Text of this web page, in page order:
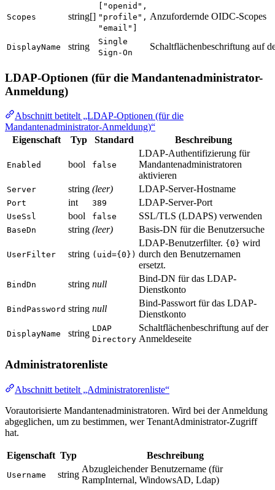
Scopes string[]
["openid",
"profile",
"email"]
Anzufordernde OIDC-Scopes
DisplayName string
Single
Sign-On
Schaltflächenbeschriftung auf
LDAP-Optionen (für die Mandantenadministrator-
Anmeldung)
Abschnitt betitelt „LDAP-Optionen (für die
Mandantenadministrator-Anmeldung)“
Eigenschaft
Typ Standard Beschreibung
Enabled bool false
LDAP-Authentifizierung für
Mandantenadministratoren
aktivieren
Server string (leer) LDAP-Server-Hostname
Port int 389 LDAP-Server-Port
UseSsl bool false SSL/TLS (LDAPS) verwenden
BaseDn string (leer) Basis-DN für die Benutzersuche
UserFilter string (uid={0})
LDAP-Benutzerfilter. {0} wird
durch den Benutzernamen
ersetzt.
BindDn string null
Bind-DN für das LDAP-
Dienstkonto
BindPassword string null
Bind-Passwort für das LDAP-
Dienstkonto
DisplayName string LDAP
Directory
Schaltflächenbeschriftung auf der
Anmeldeseite
Administratorenliste
Abschnitt betitelt „Administratorenliste“
Vorautorisierte Mandantenadministratoren. Wird bei der Anmeldung
abgeglichen, um zu bestimmen, wer TenantAdministrator-Zugriff
hat.
Eigenschaft Typ Beschreibung
Username string
Abzugleichender Benutzername (für
RampInternal, WindowsAD, Ldap)